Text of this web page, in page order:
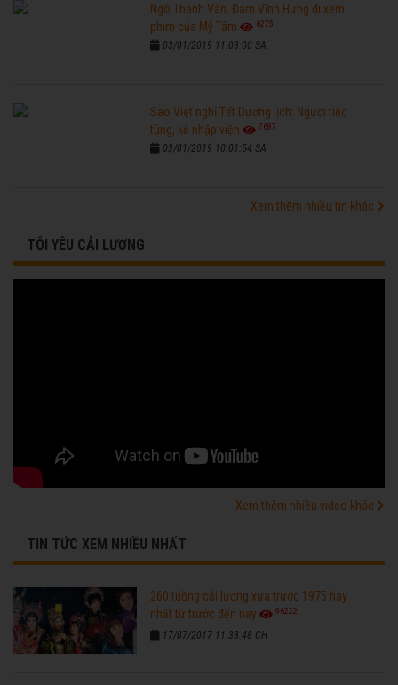
Ngô Thanh Vân, Đàm Vĩnh Hưng đi xem
phim của Mỹ Tâm
6275
03/01/2019 11:03:00 SA
Sao Việt nghỉ Tết Dương lịch: Người tiệc
tùng, kẻ nhập viện
7687
03/01/2019 10:01:54 SA
Xem thêm nhiều tin khác
TÔI YÊU CẢI LƯƠNG
Xem thêm nhiều video khác
TIN TỨC XEM NHIỀU NHẤT
260 tuồng cải lương xưa trước 1975 hay
nhất từ trước đến nay
96222
17/07/2017 11:33:48 CH